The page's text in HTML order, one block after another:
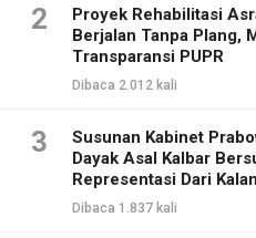
2
Proyek Rehabilitasi
Berjalan Tanpa Plang,
Transparansi PUPR
Dibaca 2.012 kali
3
Susunan Kabinet
Dayak Asal Kalbar
Representasi Dari
Dibaca 1.837 kali